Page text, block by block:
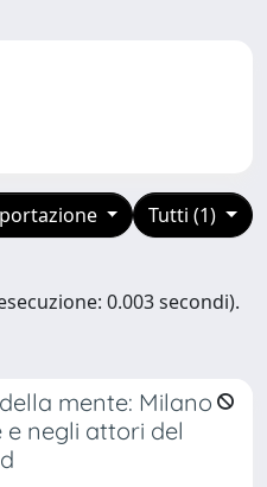
Tutti (1)
0.003 secondi).
mente: Milano
e negli attori del